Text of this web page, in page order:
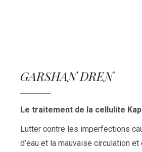
GARSHAN DREN
Le traitement de la cellulite
Lutter contre les imperfections
d’eau et la mauvaise circulation